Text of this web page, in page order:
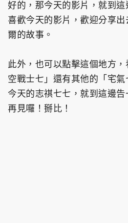
好的，那今天的影片，就到
喜歡今天的影片，歡迎分享
爾的故事。
此外，也可以點擊這個地方
空戰士七」還有其他的「宅
今天的志祺七七，就到這邊
再見囉！掰比！